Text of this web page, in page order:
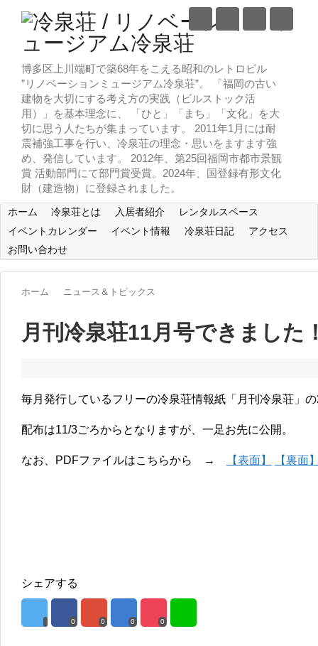
博多区上川端町で築68年をこえる昭和のレトロビル
”リノベーションミュージアム冷泉荘”。 「福岡の古い
建物を大切にする考え方の実践（ビルストック活
用）」を基本理念に、 「ひと」「まち」「文化」を大
切に思う人たちが集まっています。 2011年1月には耐
震補強工事を行い、冷泉荘の理念・思いをますます強
め、発信しています。 2012年、第25回福岡市都市景観
賞 活動部門にて部門賞受賞。2024年、国登録有形文化
財（建造物）に登録されました。
ホーム 冷泉荘とは 入居者紹介
レンタルスペース
イベントカレンダー
イベント情報 冷泉荘日記
アクセス
お問い合わせ
ホーム ニュース＆トピックス
月刊冷泉荘11月号できました
毎月発行しているフリーの冷泉荘情報紙「月刊冷泉荘」
配布は11/3ごろからとなりますが、一足お先に公開。
なお、PDFファイルはこちらから → 【表面】 【裏面
シェアする
0 0 0 0